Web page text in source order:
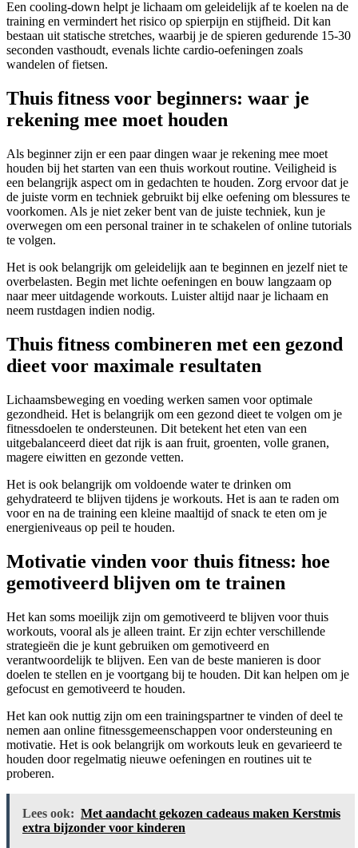
Een cooling-down helpt je lichaam om geleidelijk af te koelen na de
training en vermindert het risico op spierpijn en stijfheid. Dit kan
bestaan ​​uit statische stretches, waarbij je de spieren gedurende 15-30
seconden vasthoudt, evenals lichte cardio-oefeningen zoals
wandelen of fietsen.
Thuis fitness voor beginners: waar je
rekening mee moet houden
Als beginner zijn er een paar dingen waar je rekening mee moet
houden bij het starten van een thuis workout routine. Veiligheid is
een belangrijk aspect om in gedachten te houden. Zorg ervoor dat je
de juiste vorm en techniek gebruikt bij elke oefening om blessures te
voorkomen. Als je niet zeker bent van de juiste techniek, kun je
overwegen om een ​​personal trainer in te schakelen of online tutorials
te volgen.
Het is ook belangrijk om geleidelijk aan te beginnen en jezelf niet te
overbelasten. Begin met lichte oefeningen en bouw langzaam op
naar meer uitdagende workouts. Luister altijd naar je lichaam en
neem rustdagen indien nodig.
Thuis fitness combineren met een gezond
dieet voor maximale resultaten
Lichaamsbeweging en voeding werken samen voor optimale
gezondheid. Het is belangrijk om een ​​gezond dieet te volgen om je
fitnessdoelen te ondersteunen. Dit betekent het eten van een
uitgebalanceerd dieet dat rijk is aan fruit, groenten, volle granen,
magere eiwitten en gezonde vetten.
Het is ook belangrijk om voldoende water te drinken om
gehydrateerd te blijven tijdens je workouts. Het is aan te raden om
voor en na de training een kleine maaltijd of snack te eten om je
energieniveaus op peil te houden.
Motivatie vinden voor thuis fitness: hoe
gemotiveerd blijven om te trainen
Het kan soms moeilijk zijn om gemotiveerd te blijven voor thuis
workouts, vooral als je alleen traint. Er zijn echter verschillende
strategieën die je kunt gebruiken om gemotiveerd en
verantwoordelijk te blijven. Een van de beste manieren is door
doelen te stellen en je voortgang bij te houden. Dit kan helpen om je
gefocust en gemotiveerd te houden.
Het kan ook nuttig zijn om een ​​trainingspartner te vinden of deel te
nemen aan online fitnessgemeenschappen voor ondersteuning en
motivatie. Het is ook belangrijk om workouts leuk en gevarieerd te
houden door regelmatig nieuwe oefeningen en routines uit te
proberen.
Lees ook: Met aandacht gekozen cadeaus maken Kerstmis
extra bijzonder voor kinderen